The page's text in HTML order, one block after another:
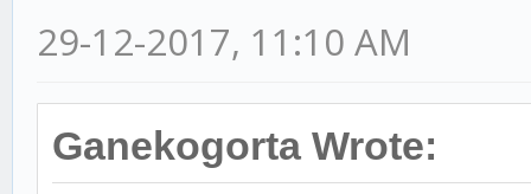
29-12-2017, 11:10 AM
Ganekogorta Wrote: